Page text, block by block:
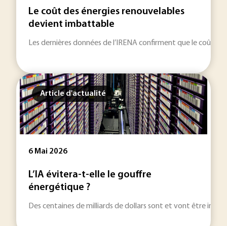
Le coût des énergies renouvelables
devient imbattable
Les dernières données de l’IRENA confirment que le coût
Article d'actualité
6 Mai 2026
L’IA évitera-t-elle le gouffre
énergétique ?
Des centaines de milliards de dollars sont et vont être